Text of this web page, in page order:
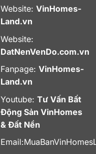
Website: VinHomes-
Land.vn
Website:
DatNenVenDo.com.vn
Fanpage: VinHomes-
Land.vn
Youtube: Tư Vấn Bất
Động Sản VinHomes
& Đất Nền
Email: